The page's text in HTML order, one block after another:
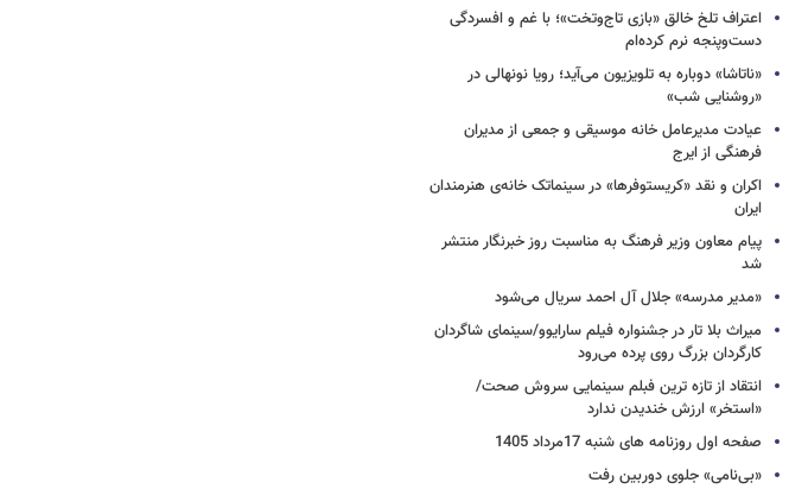
اعتراف تلخ خالق «بازی تاج‌وتخت»؛ با غم و افسردگی
دست‌وپنجه نرم کرده‌ام
«ناتاشا» دوباره به تلویزیون می‌آید؛ رویا نونهالی در
«روشنایی شب»
عیادت مدیرعامل خانه موسیقی و جمعی از مدیران
فرهنگی از ایرج
اکران و نقد «کریستوفرها» در سینماتک خانه‌ی هنرمندان
ایران
پیام معاون وزیر فرهنگ به مناسبت روز خبرنگار منتشر
شد
«مدیر مدرسه» جلال آل احمد سریال می‌شود
میراث بلا تار در جشنواره فیلم سارایوو/سینمای شاگردان
کارگردان بزرگ روی پرده می‌رود
انتقاد از تازه ترین فبلم سینمایی سروش صحت/
«استخر» ارزش خندیدن ندارد
صفحه اول روزنامه های شنبه 17مرداد 1405
«بی‌نامی» جلوی دوربین رفت